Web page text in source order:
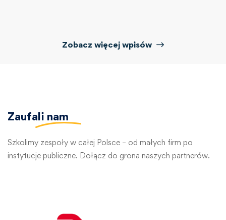
Zobacz więcej wpisów
Zaufali nam
Szkolimy zespoły w całej Polsce – od małych firm po
instytucje publiczne. Dołącz do grona naszych partnerów.